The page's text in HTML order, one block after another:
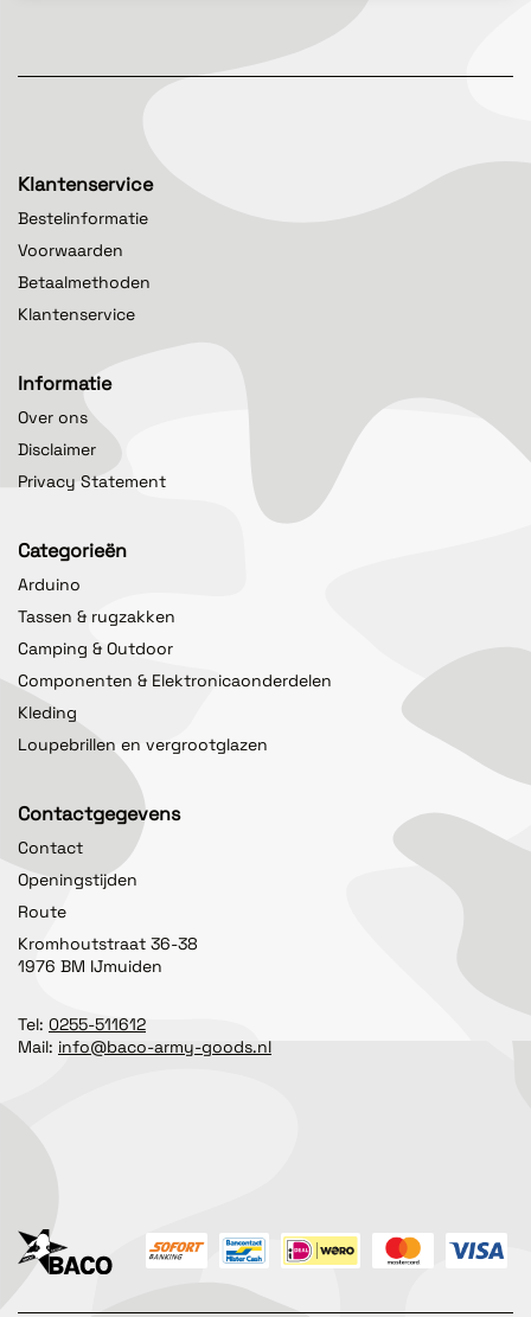
Klantenservice
Bestelinformatie
Voorwaarden
Betaalmethoden
Klantenservice
Informatie
Over ons
Disclaimer
Privacy Statement
Categorieën
Arduino
Tassen & rugzakken
Camping & Outdoor
Componenten & Elektronicaonderdelen
Kleding
Loupebrillen en vergrootglazen
Contactgegevens
Contact
Openingstijden
Route
Kromhoutstraat 36-38
1976 BM IJmuiden
Tel: 0255-511612
Mail: info@baco-army-goods.nl